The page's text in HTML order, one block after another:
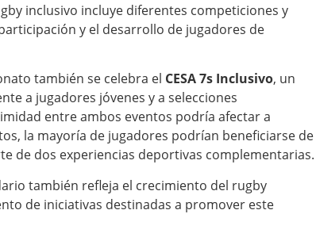
inclusivo incluye diferentes competiciones y
y el desarrollo de jugadores de
también se celebra el CESA 7s Inclusivo, un
a jugadores jóvenes y a selecciones
entre ambos eventos podría afectar a
la mayoría de jugadores podrían beneficiarse de
de dos experiencias deportivas complementarias.
también refleja el crecimiento del rugby
de iniciativas destinadas a promover este